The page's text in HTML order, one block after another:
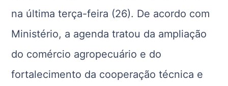
na última terça-feira (26). De acordo com
Ministério, a agenda tratou da ampliação
do comércio agropecuário e do
fortalecimento da cooperação técnica e